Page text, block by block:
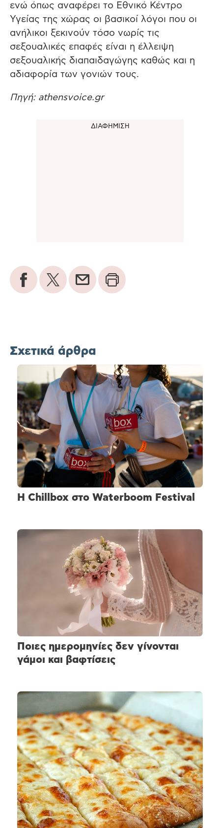
ενώ όπως αναφέρει το Εθνικό Κέντρο
Υγείας της χώρας οι βασικοί λόγοι που οι
ανήλικοι ξεκινούν τόσο νωρίς τις
σεξουαλικές επαφές είναι η έλλειψη
σεξουαλικής διαπαιδαγώγης καθώς και η
αδιαφορία των γονιών τους.
Πηγή: athensvoice.gr
Σχετικά άρθρα
H Chillbox στο Waterboom Festival
Ποιες ημερομηνίες δεν γίνονται
γάμοι και βαφτίσεις